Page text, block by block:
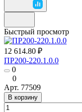
Быстрый просмотр
12 614.80 ₽
ПР200-220.1.0.0
0
0
Арт. 77509
В корзину